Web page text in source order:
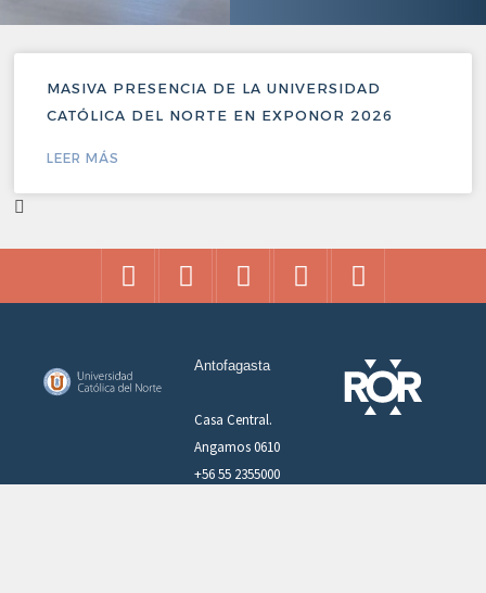
MASIVA PRESENCIA DE LA UNIVERSIDAD
CATÓLICA DEL NORTE EN EXPONOR 2026
LEER MÁS
Antofagasta
Casa Central.
Angamos 0610
+56 55 2355000